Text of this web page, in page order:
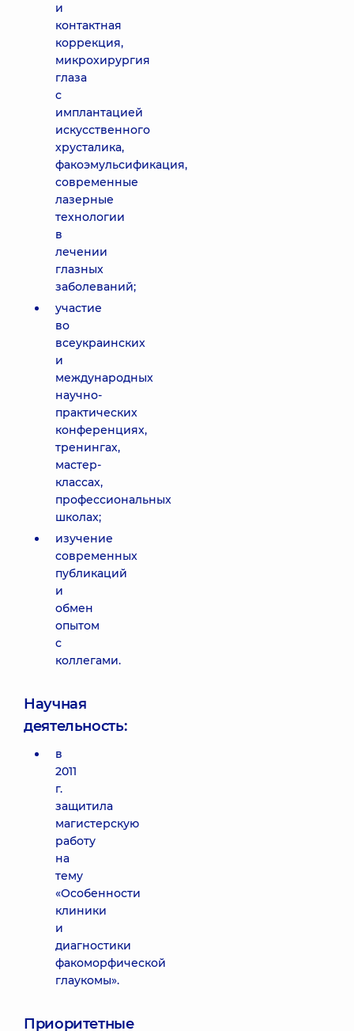
и
контактная
коррекция,
микрохирургия
глаза
с
имплантацией
искусственного
хрусталика,
факоэмульсификация,
современные
лазерные
технологии
в
лечении
глазных
заболеваний;
участие
во
всеукраинских
и
международных
научно-
практических
конференциях,
тренингах,
мастер-
классах,
профессиональных
школах;
изучение
современных
публикаций
и
обмен
опытом
с
коллегами.
Научная
деятельность:
в
2011
г.
защитила
магистерскую
работу
на
тему
«Особенности
клиники
и
диагностики
факоморфической
глаукомы».
Приоритетные